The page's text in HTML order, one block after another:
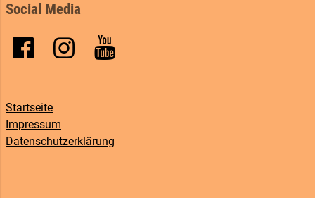
Social Media
Startseite
Impressum
Datenschutzerklärung